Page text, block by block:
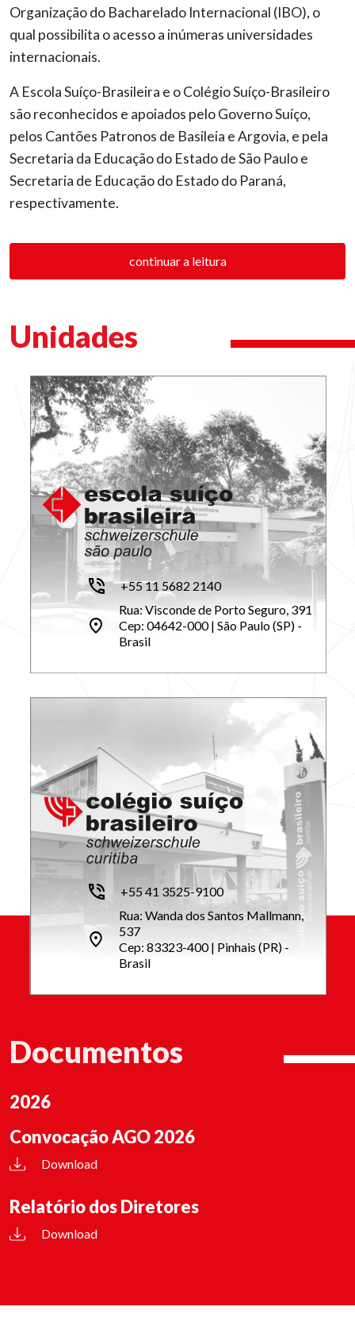
Organização do Bacharelado Internacional (IBO), o
qual possibilita o acesso a inúmeras universidades
internacionais.
A Escola Suíço-Brasileira e o Colégio Suíço-Brasileiro
são reconhecidos e apoiados pelo Governo Suíço,
pelos Cantões Patronos de Basileia e Argovia, e pela
Secretaria da Educação do Estado de São Paulo e
Secretaria de Educação do Estado do Paraná,
respectivamente.
continuar a leitura
Unidades
+55 11 5682 2140
Rua: Visconde de Porto Seguro, 391
Cep: 04642-000 | São Paulo (SP) -
Brasil
+55 41 3525-9100
Rua: Wanda dos Santos Mallmann,
537
Cep: 83323-400 | Pinhais (PR) -
Brasil
Documentos
2026
Convocação AGO 2026
Download
Relatório dos Diretores
Download